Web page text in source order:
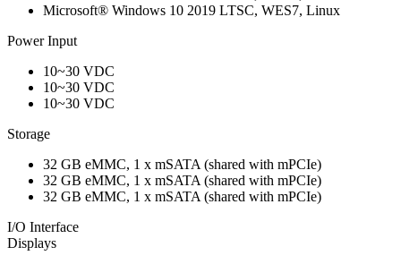
Microsoft® Windows 10 2019 LTSC, WES7, Linux
Power Input
10~30 VDC
10~30 VDC
10~30 VDC
Storage
32 GB eMMC, 1 x mSATA (shared with mPCIe)
32 GB eMMC, 1 x mSATA (shared with mPCIe)
32 GB eMMC, 1 x mSATA (shared with mPCIe)
I/O Interface
Displays